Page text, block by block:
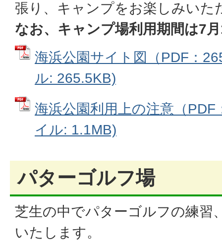
張り、キャンプをお楽しみいた
なお、キャンプ場利用期間は7
海浜公園サイト図（PDF：
ル: 265.5KB)
海浜公園利用上の注意（
イル: 1.1MB)
パターゴルフ場
芝生の中でパターゴルフの練習
いたします。